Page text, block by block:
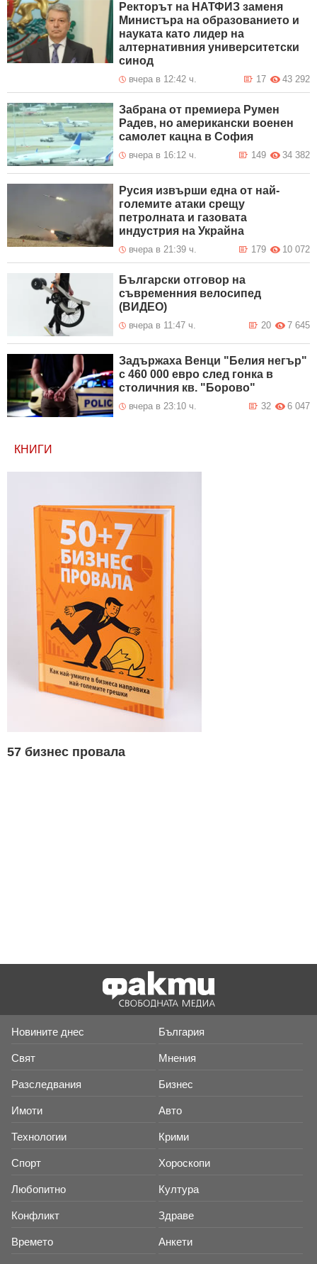
Ректорът на НАТФИЗ заменя
Министъра на образованието и
науката като лидер на
алтернативния университетски
синод
вчера в 12:42 ч. 43 292
17
Забрана от премиера Румен
Радев, но американски военен
самолет кацна в София
вчера в 16:12 ч. 34 382
149
Русия извърши една от най-
големите атаки срещу
петролната и газовата
индустрия на Украйна
вчера в 21:39 ч. 10 072
179
Български отговор на
съвременния велосипед
(ВИДЕО)
вчера в 11:47 ч. 7 645
20
Задържаха Венци "Белия негър"
с 460 000 евро след гонка в
столичния кв. "Борово"
вчера в 23:10 ч. 6 047
32
КНИГИ
57 бизнес провала
Новините днес България
Свят Мнения
Разследвания Бизнес
Имоти Авто
Технологии Крими
Спорт Хороскопи
Любопитно Култура
Конфликт Здраве
Времето Анкети